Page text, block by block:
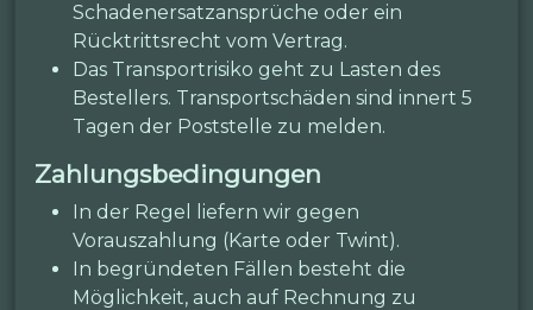
Schadenersatzansprüche oder ein
Rücktrittsrecht vom Vertrag.
Das Transportrisiko geht zu Lasten des
Bestellers. Transportschäden sind innert 5
Tagen der Poststelle zu melden.
Zahlungsbedingungen
In der Regel liefern wir gegen
Vorauszahlung (Karte oder Twint).
In begründeten Fällen besteht die
Möglichkeit, auch auf Rechnung zu